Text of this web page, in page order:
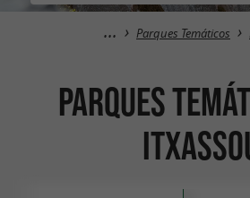
Parques Temáticos
Parques